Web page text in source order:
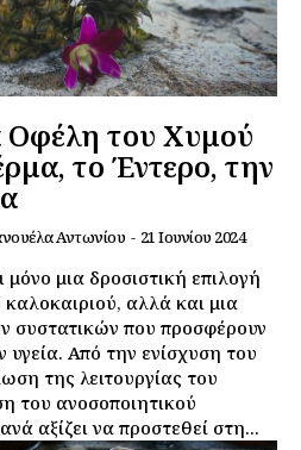
Οφέλη του Χυμού
το Έντερο, την
Αντωνίου - 21 Ιουνίου 2024
μια δροσιστική επιλογή
καλοκαιριού, αλλά και μια
συστατικών που προσφέρουν
Από την ενίσχυση του
της λειτουργίας του
του ανοσοποιητικού
αξίζει να προστεθεί στη...